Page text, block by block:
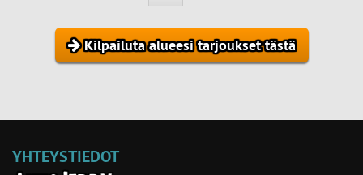
Kilpailuta alueesi tarjoukset tästä
YHTEYSTIEDOT